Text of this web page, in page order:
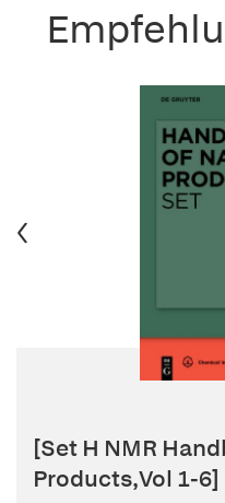
[Set H NMR
Products,Vol 1-6]